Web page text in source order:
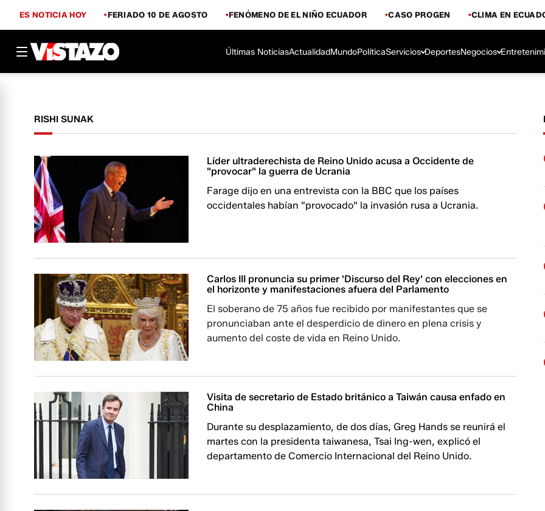
ES NOTICIA HOY FERIADO 10 DE AGOSTO FENÓMENO DE EL NIÑO ECUADOR CASO PROGEN CLIMA EN
Últimas NoticiasActualidadMundoPolíticaServicios DeportesNegocios
RISHI SUNAK
Líder ultraderechista de Reino Unido acusa a Occidente de
"provocar" la guerra de Ucrania
Farage dijo en una entrevista con la BBC que los países
occidentales habían "provocado" la invasión rusa a Ucrania.
Carlos III pronuncia su primer 'Discurso del Rey' con elecciones en
el horizonte y manifestaciones afuera del Parlamento
El soberano de 75 años fue recibido por manifestantes que se
pronunciaban ante el desperdicio de dinero en plena crisis y
aumento del coste de vida en Reino Unido.
Visita de secretario de Estado británico a Taiwán causa enfado en
China
Durante su desplazamiento, de dos días, Greg Hands se reunirá el
martes con la presidenta taiwanesa, Tsai Ing-wen, explicó el
departamento de Comercio Internacional del Reino Unido.